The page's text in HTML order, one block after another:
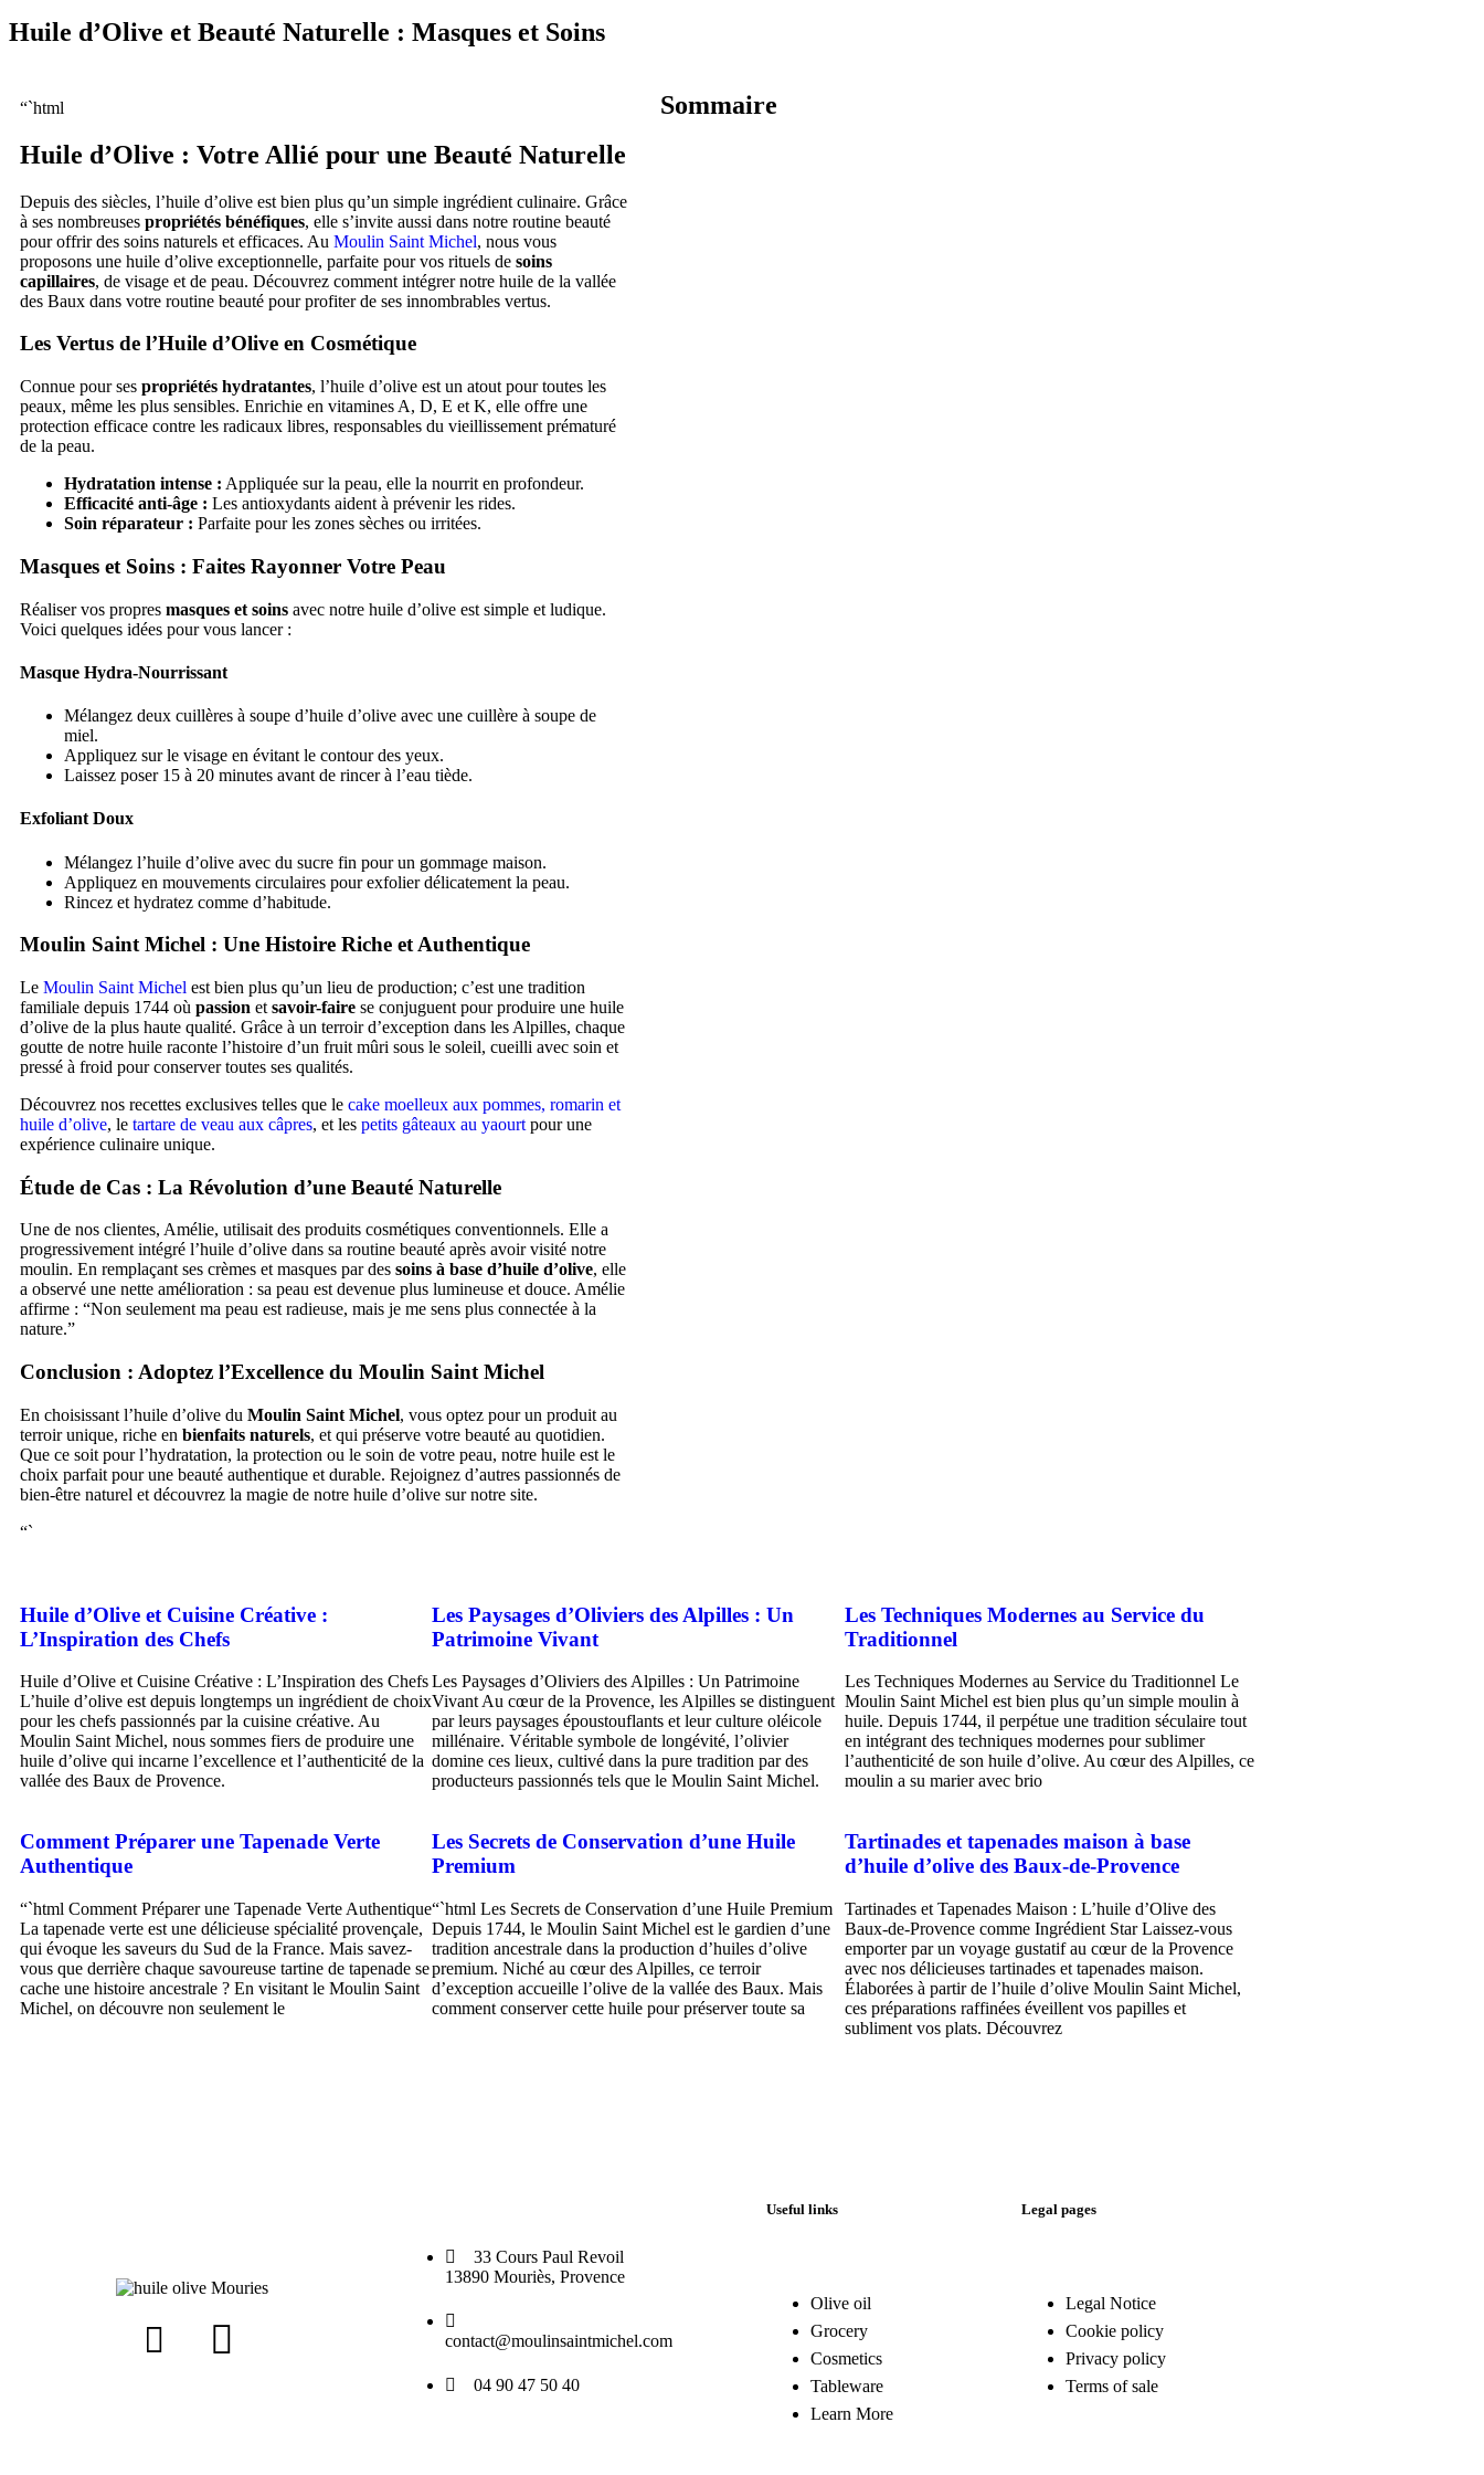
Huile d’Olive et Beauté Naturelle : Masques et Soins
“`html
Huile d’Olive : Votre Allié pour une Beauté Naturelle
Depuis des siècles, l’huile d’olive est bien plus qu’un simple ingrédient culinaire. Grâce
à ses nombreuses propriétés bénéfiques, elle s’invite aussi dans notre routine beauté
pour offrir des soins naturels et efficaces. Au Moulin Saint Michel, nous vous
proposons une huile d’olive exceptionnelle, parfaite pour vos rituels de soins
capillaires, de visage et de peau. Découvrez comment intégrer notre huile de la vallée
des Baux dans votre routine beauté pour profiter de ses innombrables vertus.
Les Vertus de l’Huile d’Olive en Cosmétique
Connue pour ses propriétés hydratantes, l’huile d’olive est un atout pour toutes les
peaux, même les plus sensibles. Enrichie en vitamines A, D, E et K, elle offre une
protection efficace contre les radicaux libres, responsables du vieillissement prématuré
de la peau.
Hydratation intense : Appliquée sur la peau, elle la nourrit en profondeur.
Efficacité anti-âge : Les antioxydants aident à prévenir les rides.
Soin réparateur : Parfaite pour les zones sèches ou irritées.
Masques et Soins : Faites Rayonner Votre Peau
Réaliser vos propres masques et soins avec notre huile d’olive est simple et ludique.
Voici quelques idées pour vous lancer :
Masque Hydra-Nourrissant
Mélangez deux cuillères à soupe d’huile d’olive avec une cuillère à soupe de
miel.
Appliquez sur le visage en évitant le contour des yeux.
Laissez poser 15 à 20 minutes avant de rincer à l’eau tiède.
Exfoliant Doux
Mélangez l’huile d’olive avec du sucre fin pour un gommage maison.
Appliquez en mouvements circulaires pour exfolier délicatement la peau.
Rincez et hydratez comme d’habitude.
Moulin Saint Michel : Une Histoire Riche et Authentique
Le Moulin Saint Michel est bien plus qu’un lieu de production; c’est une tradition
familiale depuis 1744 où passion et savoir-faire se conjuguent pour produire une huile
d’olive de la plus haute qualité. Grâce à un terroir d’exception dans les Alpilles, chaque
goutte de notre huile raconte l’histoire d’un fruit mûri sous le soleil, cueilli avec soin et
pressé à froid pour conserver toutes ses qualités.
Découvrez nos recettes exclusives telles que le cake moelleux aux pommes, romarin et
huile d’olive, le tartare de veau aux câpres, et les petits gâteaux au yaourt pour une
expérience culinaire unique.
Étude de Cas : La Révolution d’une Beauté Naturelle
Une de nos clientes, Amélie, utilisait des produits cosmétiques conventionnels. Elle a
progressivement intégré l’huile d’olive dans sa routine beauté après avoir visité notre
moulin. En remplaçant ses crèmes et masques par des soins à base d’huile d’olive, elle
a observé une nette amélioration : sa peau est devenue plus lumineuse et douce. Amélie
affirme : “Non seulement ma peau est radieuse, mais je me sens plus connectée à la
nature.”
Conclusion : Adoptez l’Excellence du Moulin Saint Michel
En choisissant l’huile d’olive du Moulin Saint Michel, vous optez pour un produit au
terroir unique, riche en bienfaits naturels, et qui préserve votre beauté au quotidien.
Que ce soit pour l’hydratation, la protection ou le soin de votre peau, notre huile est le
choix parfait pour une beauté authentique et durable. Rejoignez d’autres passionnés de
bien-être naturel et découvrez la magie de notre huile d’olive sur notre site.
“`
Sommaire
Huile d’Olive et Cuisine Créative :
L’Inspiration des Chefs
Huile d’Olive et Cuisine Créative : L’Inspiration des Chefs
L’huile d’olive est depuis longtemps un ingrédient de choix
pour les chefs passionnés par la cuisine créative. Au
Moulin Saint Michel, nous sommes fiers de produire une
huile d’olive qui incarne l’excellence et l’authenticité de la
vallée des Baux de Provence.
Les Paysages d’Oliviers des Alpilles : Un
Patrimoine Vivant
Les Paysages d’Oliviers des Alpilles : Un Patrimoine
Vivant Au cœur de la Provence, les Alpilles se distinguent
par leurs paysages époustouflants et leur culture oléicole
millénaire. Véritable symbole de longévité, l’olivier
domine ces lieux, cultivé dans la pure tradition par des
producteurs passionnés tels que le Moulin Saint Michel.
Les Techniques Modernes au Service du
Traditionnel
Les Techniques Modernes au Service du Traditionnel Le
Moulin Saint Michel est bien plus qu’un simple moulin à
huile. Depuis 1744, il perpétue une tradition séculaire tout
en intégrant des techniques modernes pour sublimer
l’authenticité de son huile d’olive. Au cœur des Alpilles, ce
moulin a su marier avec brio
Comment Préparer une Tapenade Verte
Authentique
“`html Comment Préparer une Tapenade Verte Authentique
La tapenade verte est une délicieuse spécialité provençale,
qui évoque les saveurs du Sud de la France. Mais savez-
vous que derrière chaque savoureuse tartine de tapenade se
cache une histoire ancestrale ? En visitant le Moulin Saint
Michel, on découvre non seulement le
Les Secrets de Conservation d’une Huile
Premium
“`html Les Secrets de Conservation d’une Huile Premium
Depuis 1744, le Moulin Saint Michel est le gardien d’une
tradition ancestrale dans la production d’huiles d’olive
premium. Niché au cœur des Alpilles, ce terroir
d’exception accueille l’olive de la vallée des Baux. Mais
comment conserver cette huile pour préserver toute sa
Tartinades et tapenades maison à base
d’huile d’olive des Baux-de-Provence
Tartinades et Tapenades Maison : L’huile d’Olive des
Baux-de-Provence comme Ingrédient Star Laissez-vous
emporter par un voyage gustatif au cœur de la Provence
avec nos délicieuses tartinades et tapenades maison.
Élaborées à partir de l’huile d’olive Moulin Saint Michel,
ces préparations raffinées éveillent vos papilles et
subliment vos plats. Découvrez
33 Cours Paul Revoil
13890 Mouriès, Provence
contact@moulinsaintmichel.com
04 90 47 50 40
Useful links
Olive oil
Grocery
Cosmetics
Tableware
Learn More
Legal pages
Legal Notice
Cookie policy
Privacy policy
Terms of sale